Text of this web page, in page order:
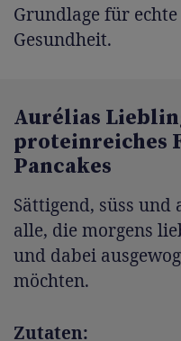
Grundlage für
Gesundheit.
Aurélias
proteinreiches
Pancakes
Sättigend, süss
alle, die morgens
und dabei
möchten.
Zutaten: